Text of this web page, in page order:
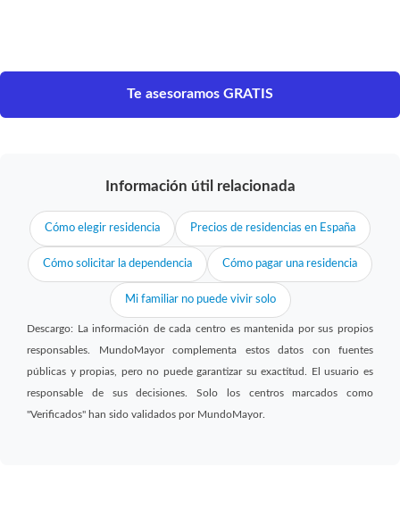
Te asesoramos GRATIS
Información útil relacionada
Cómo elegir residencia Precios de residencias en España
Cómo solicitar la dependencia Cómo pagar una residencia
Mi familiar no puede vivir solo
Descargo: La información de cada centro es mantenida por sus propios
responsables. MundoMayor complementa estos datos con fuentes
públicas y propias, pero no puede garantizar su exactitud. El usuario es
responsable de sus decisiones. Solo los centros marcados como
"Verificados" han sido validados por MundoMayor.